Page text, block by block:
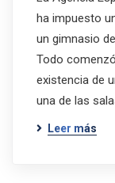
ha impuesto
un gimnasio
Todo
existencia de
una de las
Leer más